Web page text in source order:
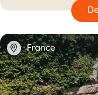
🔍
📍 France